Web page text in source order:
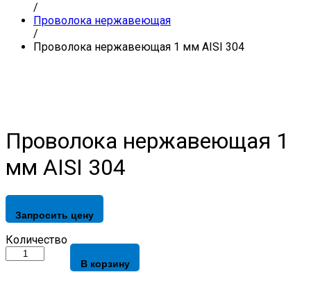
/
Проволока нержавеющая
/
Проволока нержавеющая 1 мм AISI 304
Проволока нержавеющая 1
мм AISI 304
Запросить цену
Проволока
нержавеющая
Количество
В корзину